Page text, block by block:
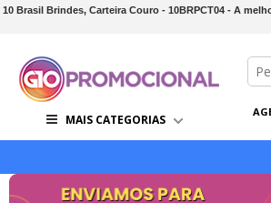
10 Brasil Brindes, Carteira Couro - 10BRPCT04 - A
MAIS CATEGORIAS